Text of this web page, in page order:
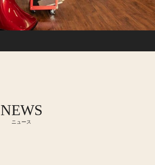
NEWS
ニュース